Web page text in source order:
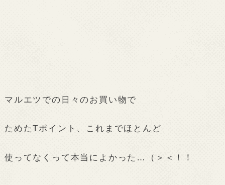
マルエツでの日々のお買い物で
ためたTポイント、これまでほとんど
使ってなくって本当によかった…（＞＜！！